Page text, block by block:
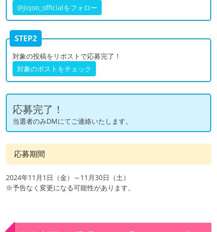
@Jiqoo_officialをフォロー
STEP2
対象の投稿をリポストで応募完了！
対象のポストをチェック
応募完了！
当選者のみDMにてご連絡いたします。
応募期間
2024年11月1日（金）～11月30日（土）
※予告なく変更になる可能性があります。